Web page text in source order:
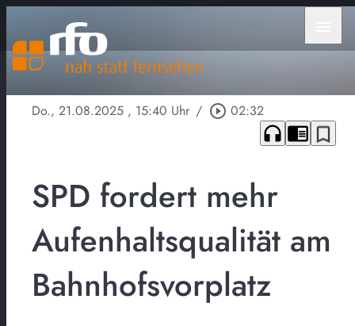
Do., 21.08.2025 , 15:40 Uhr / play_circle_outline 02:32
headphones chrome_reader_mode bookmark_border
SPD fordert mehr
Aufenhaltsqualität am
Bahnhofsvorplatz